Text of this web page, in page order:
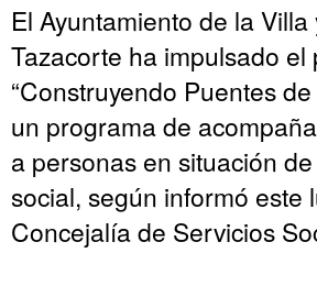
El Ayuntamiento de la
Tazacorte ha impulsado el
“Construyendo Puentes
un programa de
a personas en situación
social, según informó este
Concejalía de Servicios